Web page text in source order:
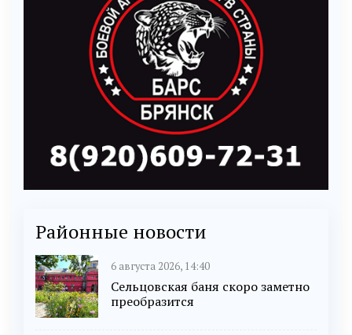
Районные новости
6 августа 2026, 14:40
Сельцовская баня скоро заметно
преобразится